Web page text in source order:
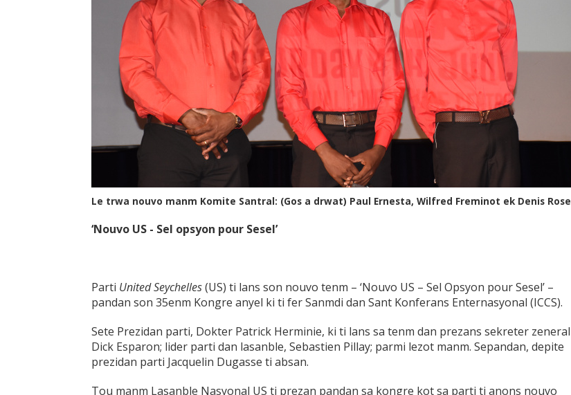
Le trwa nouvo manm Komite Santral: (Gos a drwat) Paul Ernesta, Wilfred Freminot ek Denis Rose
‘Nouvo US - Sel opsyon pour Sesel’
Parti United Seychelles(US) ti lans son nouvo tenm – ‘Nouvo US – Sel Opsyon pour Sesel’ –
pandan son 35enm Kongre anyel ki ti fer Sanmdi dan Sant Konferans Enternasyonal (ICCS).
Sete Prezidan parti, Dokter Patrick Herminie, ki ti lans sa tenm dan prezans sekreter zeneral
Dick Esparon; lider parti dan lasanble, Sebastien Pillay; parmi lezot manm. Sepandan, depite
prezidan parti Jacquelin Dugasse ti absan.
Tou manm Lasanble Nasyonal US ti prezan pandan sa kongre kot sa parti ti anons nouvo